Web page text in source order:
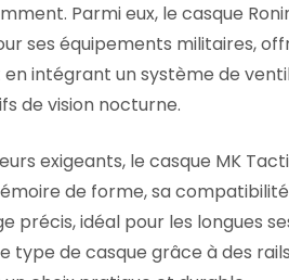
Parmi eux, le casque
ses équipements militaires,
intégrant un système de
de vision nocturne.
exigeants, le casque MK
de forme, sa
précis, idéal pour les longues
type de casque grâce à des